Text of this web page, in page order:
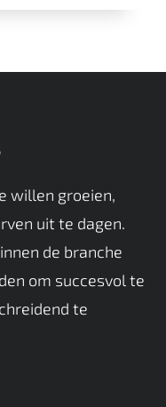
willen groeien,
uit te dagen.
de branche
om succesvol te
te